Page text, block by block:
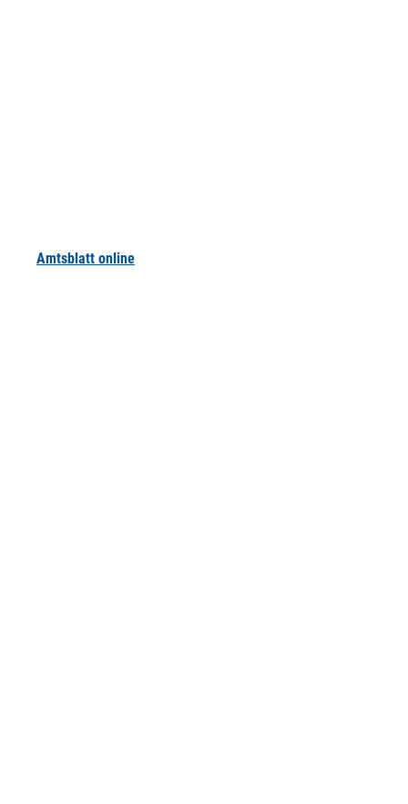
Amtsblatt online